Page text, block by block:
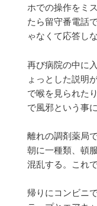
ホでの操作をミ
たら留守番電話
ゃなくて応答しな
再び病院の中に
ょっとした説明
で喉を見られた
で風邪という事
離れの調剤薬局
朝に一種類、頓
混乱する。これ
帰りにコンビニ